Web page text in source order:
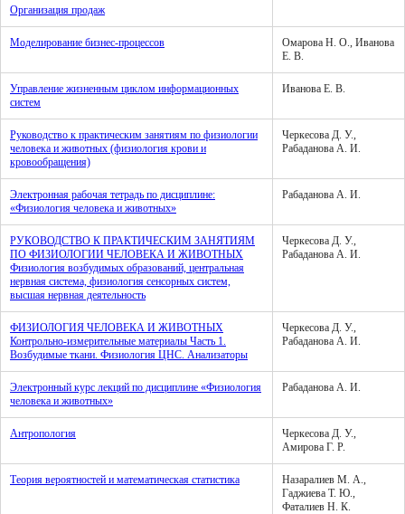
Организация продаж
Моделирование бизнес-процессов
Омарова Н. О., Иванова
Е. В.
Управление жизненным циклом информационных
систем
Иванова Е. В.
Руководство к практическим занятиям по физиологии
человека и животных (физиология крови и
кровообращения)
Черкесова Д. У.,
Рабаданова А. И.
Электронная рабочая тетрадь по дисциплине:
«Физиология человека и животных»
Рабаданова А. И.
РУКОВОДСТВО К ПРАКТИЧЕСКИМ ЗАНЯТИЯМ
ПО ФИЗИОЛОГИИ ЧЕЛОВЕКА И ЖИВОТНЫХ
Физиология возбудимых образований, центральная
нервная система, физиология сенсорных систем,
высшая нервная деятельность
Черкесова Д. У.,
Рабаданова А. И.
ФИЗИОЛОГИЯ ЧЕЛОВЕКА И ЖИВОТНЫХ
Контрольно-измерительные материалы Часть 1.
Возбудимые ткани. Физиология ЦНС. Анализаторы
Черкесова Д. У.,
Рабаданова А. И.
Электронный курс лекций по дисциплине «Физиология
человека и животных»
Рабаданова А. И.
Антропология
Черкесова Д. У.,
Амирова Г. Р.
Теория вероятностей и математическая статистика
Назаралиев М. А.,
Гаджиева Т. Ю.,
Фаталиев Н. К.